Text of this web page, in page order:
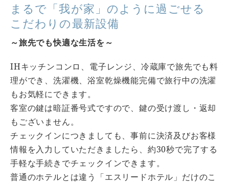
まるで「我が家」のように過ごせる
こだわりの最新設備
～旅先でも快適な生活を～
IHキッチンコンロ、電子レンジ、冷蔵庫で旅先でも料
理ができ、洗濯機、浴室乾燥機能完備で旅行中の洗濯
もお気軽にできます。
客室の鍵は暗証番号式ですので、鍵の受け渡し・返却
もございません。
チェックインにつきましても、事前に決済及びお客様
情報を入力していただきましたら、約30秒で完了する
手軽な手続きでチェックインできます。
普通のホテルとは違う「エスリードホテル」だけのこ